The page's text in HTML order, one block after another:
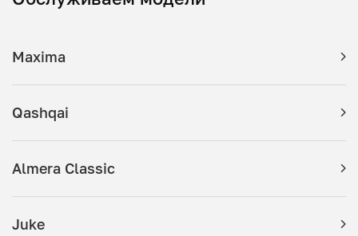
Maxima
Qashqai
Almera Classic
Juke